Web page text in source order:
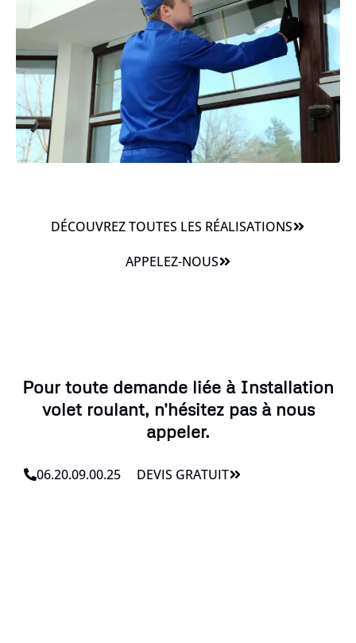
DÉCOUVREZ TOUTES LES RÉALISATIONS
APPELEZ-NOUS
Pour toute demande liée à Installation
volet roulant, n'hésitez pas à nous
appeler.
06.20.09.00.25 DEVIS GRATUIT